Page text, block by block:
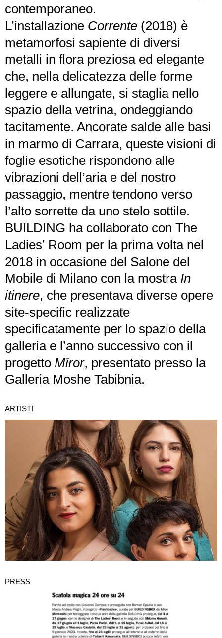
contemporaneo.
L’installazione Corrente (2018) è
metamorfosi sapiente di diversi
metalli in flora preziosa ed elegante
che, nella delicatezza delle forme
leggere e allungate, si staglia nello
spazio della vetrina, ondeggiando
tacitamente. Ancorate salde alle basi
in marmo di Carrara, queste visioni di
foglie esotiche rispondono alle
vibrazioni dell’aria e del nostro
passaggio, mentre tendono verso
l’alto sorrette da uno stelo sottile.
BUILDING ha collaborato con The
Ladies’ Room per la prima volta nel
2018 in occasione del Salone del
Mobile di Milano con la mostra In
itinere, che presentava diverse opere
site-specific realizzate
specificatamente per lo spazio della
galleria e l’anno successivo con il
progetto Mīror, presentato presso la
Galleria Moshe Tabibnia.
ARTISTI
PRESS